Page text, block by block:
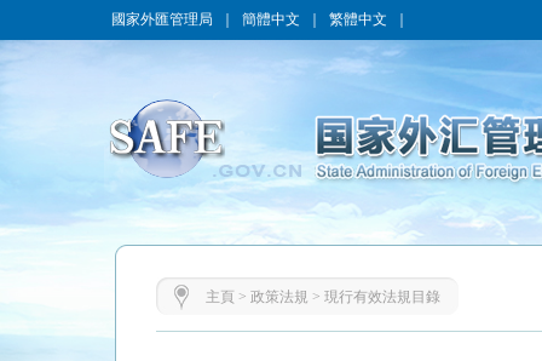
國家外匯管理局 簡體中文 繁體中文
主頁 > 政策法規 > 現行有效法規目錄